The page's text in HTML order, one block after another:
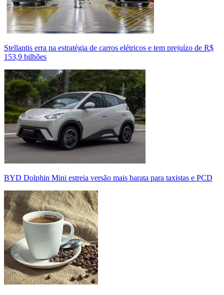
Stellantis erra na estratégia de carros elétricos e tem prejuízo de R$
153,9 bilhões
BYD Dolphin Mini estreia versão mais barata para taxistas e PCD